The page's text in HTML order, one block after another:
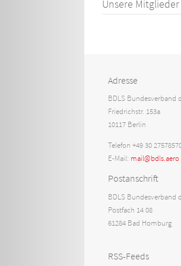
Unsere Mitglieder
Adresse
BDLS Bundesverband
Friedrichstr. 153a
10117 Berlin
Telefon +49 30
E-Mail: mail@bdls.aero
Postanschrift
BDLS Bundesverband
Postfach 14 08
61284 Bad Homburg
RSS-Feeds